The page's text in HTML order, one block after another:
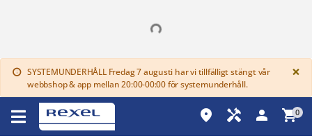
info SYSTEMUNDERHÅLL Fredag 7 augusti har vi tillfälligt stängt vår
webbshop & app mellan 20:00-00:00 för systemunderhåll.
×
place handyman person shopping_cart0